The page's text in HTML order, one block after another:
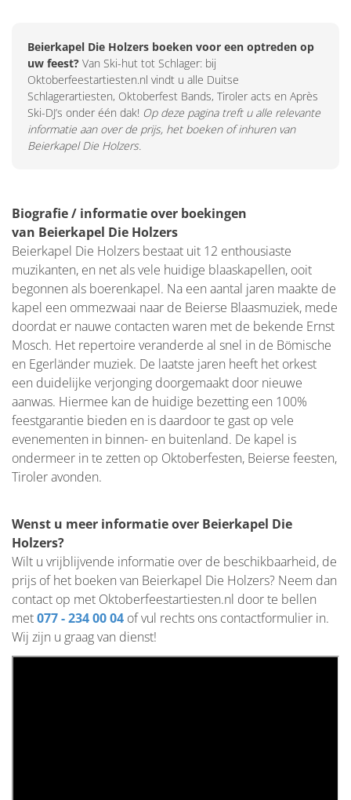
Beierkapel Die Holzers boeken voor een optreden op
uw feest? Van Ski-hut tot Schlager: bij
Oktoberfeestartiesten.nl vindt u alle Duitse
Schlagerartiesten, Oktoberfest Bands, Tiroler acts en Après
Ski-DJ’s onder één dak! Op deze pagina treft u alle relevante
informatie aan over de prijs, het boeken of inhuren van
Beierkapel Die Holzers.
Biografie / informatie over boekingen
van Beierkapel Die Holzers
Beierkapel Die Holzers bestaat uit 12 enthousiaste
muzikanten, en net als vele huidige blaaskapellen, ooit
begonnen als boerenkapel. Na een aantal jaren maakte de
kapel een ommezwaai naar de Beierse Blaasmuziek, mede
doordat er nauwe contacten waren met de bekende Ernst
Mosch. Het repertoire veranderde al snel in de Bömische
en Egerländer muziek. De laatste jaren heeft het orkest
een duidelijke verjonging doorgemaakt door nieuwe
aanwas. Hiermee kan de huidige bezetting een 100%
feestgarantie bieden en is daardoor te gast op vele
evenementen in binnen- en buitenland. De kapel is
ondermeer in te zetten op Oktoberfesten, Beierse feesten,
Tiroler avonden.
Wenst u meer informatie over Beierkapel Die
Holzers?
Wilt u vrijblijvende informatie over de beschikbaarheid, de
prijs of het boeken van Beierkapel Die Holzers? Neem dan
contact op met Oktoberfeestartiesten.nl door te bellen
met077 - 234 00 04 of vul rechts ons contactformulier in.
Wij zijn u graag van dienst!